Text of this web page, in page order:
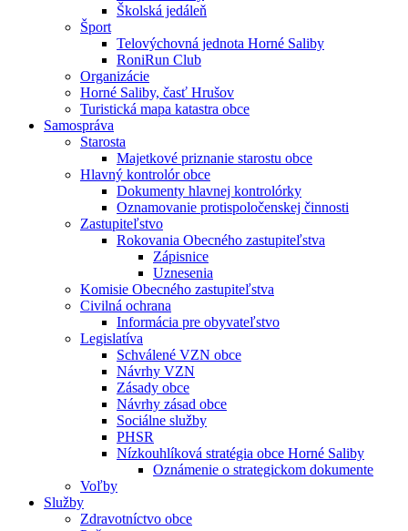
Školská jedáleň
Šport
Telovýchovná jednota Horné Saliby
RoniRun Club
Organizácie
Horné Saliby, časť Hrušov
Turistická mapa katastra obce
Samospráva
Starosta
Majetkové priznanie starostu obce
Hlavný kontrolór obce
Dokumenty hlavnej kontrolórky
Oznamovanie protispoločenskej činnosti
Zastupiteľstvo
Rokovania Obecného zastupiteľstva
Zápisnice
Uznesenia
Komisie Obecného zastupiteľstva
Civilná ochrana
Informácia pre obyvateľstvo
Legislatíva
Schválené VZN obce
Návrhy VZN
Zásady obce
Návrhy zásad obce
Sociálne služby
PHSR
Nízkouhlíková stratégia obce Horné Saliby
Oznámenie o strategickom dokumente
Voľby
Služby
Zdravotníctvo obce